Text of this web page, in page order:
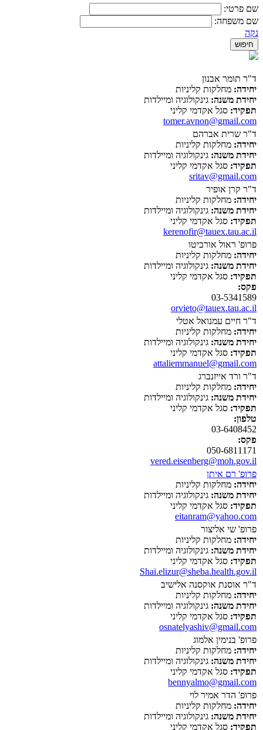
שם פרטי:
שם משפחה:
נקה
ד"ר תומר אבנון
יחידה: מחלקות קליניות
יחידת משנה: גינקולוגיה ומיילדות
תפקיד: סגל אקדמי קליני
tomer.avnon@gmail.com
ד"ר שרית אברהם
יחידה: מחלקות קליניות
יחידת משנה: גינקולוגיה ומיילדות
תפקיד: סגל אקדמי קליני
sritav@gmail.com
ד"ר קרן אופיר
יחידה: מחלקות קליניות
יחידת משנה: גינקולוגיה ומיילדות
תפקיד: סגל אקדמי קליני
kerenofir@tauex.tau.ac.il
פרופ' ראול אורביטו
יחידה: מחלקות קליניות
יחידת משנה: גינקולוגיה ומיילדות
תפקיד: סגל אקדמי קליני
פקס:
03-5341589
orvieto@tauex.tau.ac.il
ד"ר חיים עמנואל אטלי
יחידה: מחלקות קליניות
יחידת משנה: גינקולוגיה ומיילדות
תפקיד: סגל אקדמי קליני
attaliemmanuel@gmail.com
ד"ר ורד אייזנברג
יחידה: מחלקות קליניות
יחידת משנה: גינקולוגיה ומיילדות
תפקיד: סגל אקדמי קליני
טלפון:
03-6408452
פקס:
050-6811171
vered.eisenberg@moh.gov.il
פרופ' רם איתן
יחידה: מחלקות קליניות
יחידת משנה: גינקולוגיה ומיילדות
תפקיד: סגל אקדמי קליני
eitanram@yahoo.com
פרופ' שי אליצור
יחידה: מחלקות קליניות
יחידת משנה: גינקולוגיה ומיילדות
תפקיד: סגל אקדמי קליני
Shai.elizur@sheba.health.gov.il
ד"ר אוסנת אוקסנה אלישיב
יחידה: מחלקות קליניות
יחידת משנה: גינקולוגיה ומיילדות
תפקיד: סגל אקדמי קליני
osnatelyashiv@gmail.com
פרופ' בנימין אלמוג
יחידה: מחלקות קליניות
יחידת משנה: גינקולוגיה ומיילדות
תפקיד: סגל אקדמי קליני
bennyalmo@gmail.com
פרופ' הדר אמיר לוי
יחידה: מחלקות קליניות
יחידת משנה: גינקולוגיה ומיילדות
תפקיד: סגל אקדמי קליני